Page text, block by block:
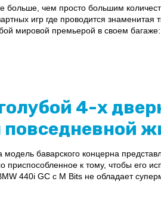
чем просто большим
игр где проводится знаменитая
мировой премьерой в своем
4-х
повседневной
баварского концерна
приспособленное к тому, чтобы его
440i GC с M Bits не обладает